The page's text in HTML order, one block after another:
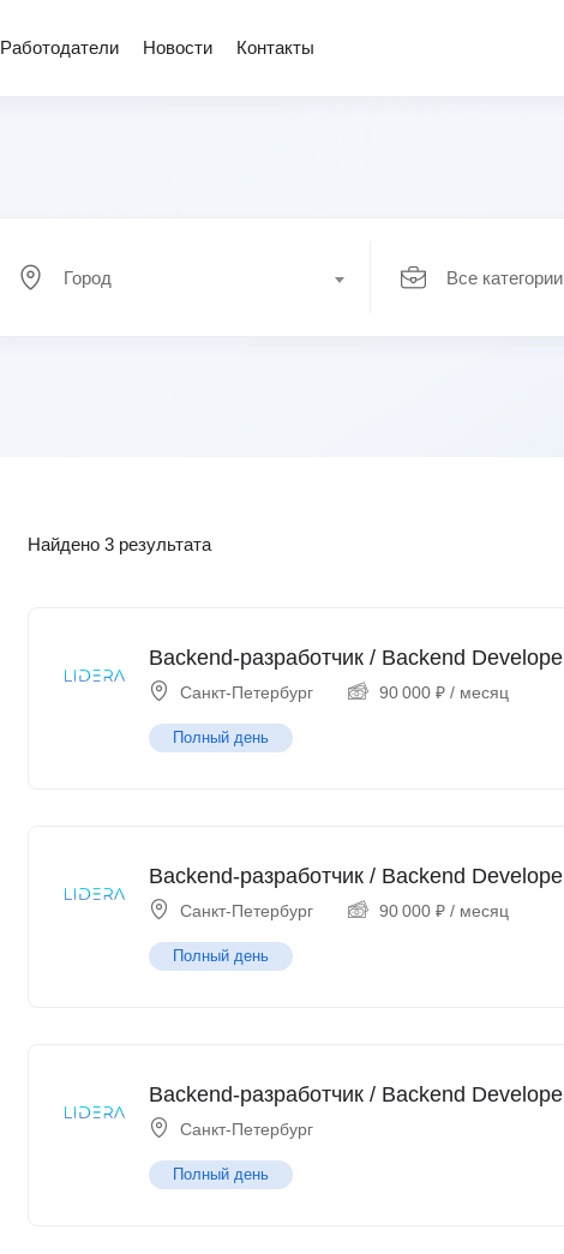
Работодатели Новости Контакты
Город Все категории
Найдено 3 результата
Backend-разработчик / Backend
Санкт-Петербург 90 000 ₽ / месяц
Полный день
Backend-разработчик / Backend
Санкт-Петербург 90 000 ₽ / месяц
Полный день
Backend-разработчик / Backend
Санкт-Петербург
Полный день